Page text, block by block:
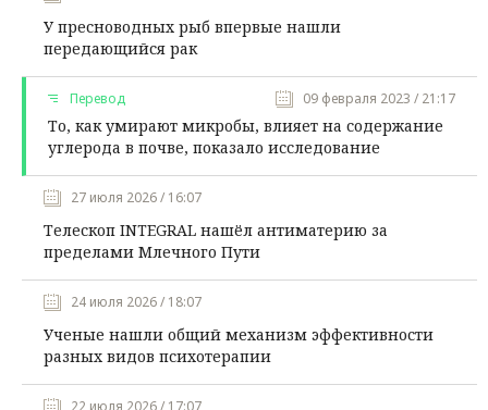
У пресноводных рыб впервые нашли
передающийся рак
Перевод 09 февраля 2023 / 21:17
То, как умирают микробы, влияет на содержание
углерода в почве, показало исследование
27 июля 2026 / 16:07
Телескоп INTEGRAL нашёл антиматерию за
пределами Млечного Пути
24 июля 2026 / 18:07
Ученые нашли общий механизм эффективности
разных видов психотерапии